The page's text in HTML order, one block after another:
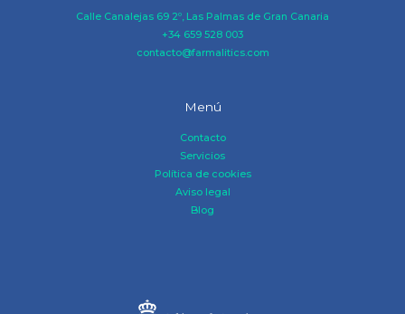
Calle Canalejas 69 2º, Las Palmas de Gran Canaria
+34 659 528 003
contacto@farmalitics.com
Menú
Contacto
Servicios
Política de cookies
Aviso legal
Blog